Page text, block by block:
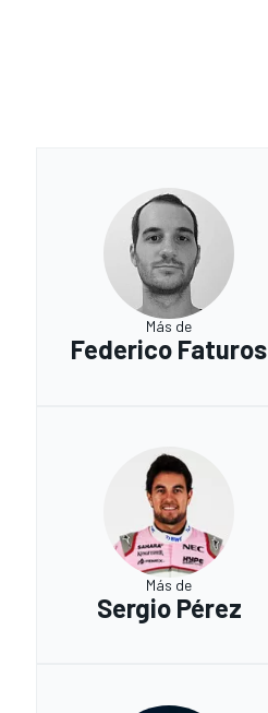
Más de
Federico Faturos
Más de
Sergio Pérez